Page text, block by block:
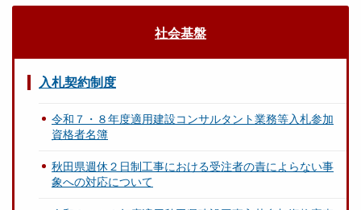
社会基盤
入札契約制度
令和７・８年度適用建設コンサルタント業務等入札参加
資格者名簿
秋田県週休２日制工事における受注者の責によらない事
象への対応について